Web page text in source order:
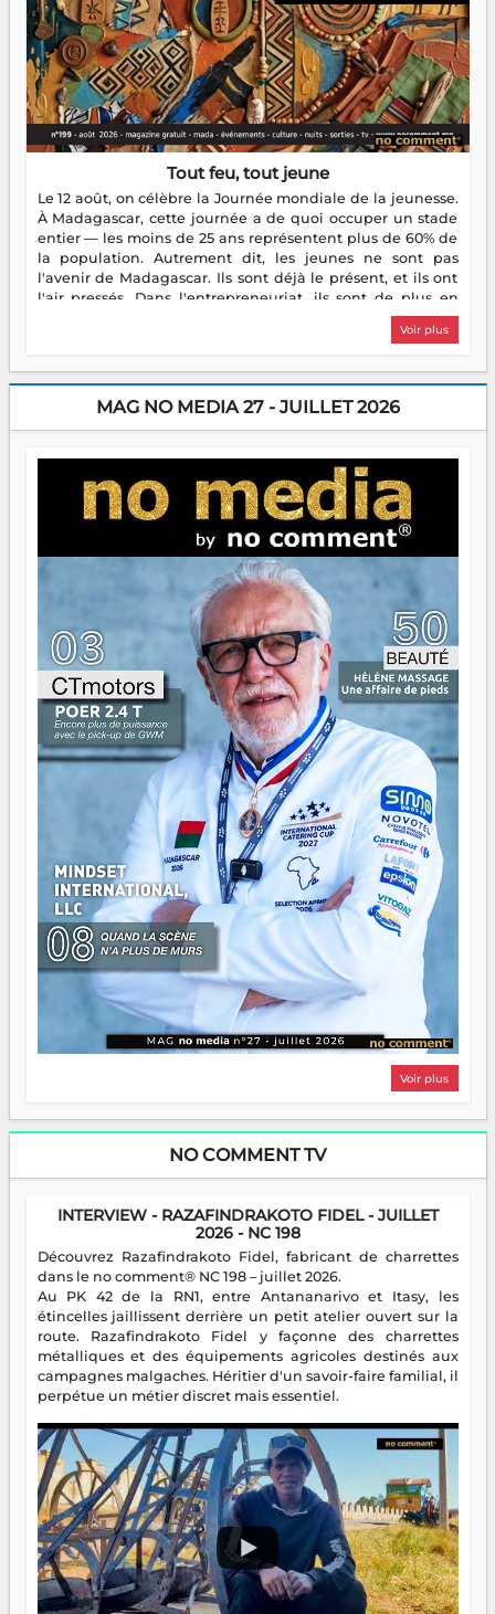
Tout feu, tout jeune
Le 12 août, on célèbre la Journée mondiale de la jeunesse.
À Madagascar, cette journée a de quoi occuper un stade
entier — les moins de 25 ans représentent plus de 60% de
la population. Autrement dit, les jeunes ne sont pas
l'avenir de Madagascar. Ils sont déjà le présent, et ils ont
l'air pressés. Dans l'entrepreneuriat, ils sont de plus en
plus nombreux à se lancer, à créer, à risquer — souvent
sans filet, souvent sans aide, mais toujours avec cette
dorment vraiment la nuit. En culture, les nouvelles sont
encore meilleures. Aina Rasamoelina vient de décrocher le
Prix RFI Instrumental Afrique. Miangaly Elia rafle le Prix
jeunes qui tiennent la torche. Alors oui, on pourrait
s'arrêter là, applaudir et rentrer chez soi satisfait. Mais ce
serait passer à côté d'une chose essentielle. La fougue, ça
brûle fort — et parfois, ça brûle vite. Une flamme sans
direction peut éclairer autant qu'elle peut consumer. C'est
là que les aînés entrent en scène — pas pour reprendre le
gouvernail, mais pour montrer où sont les récifs. Les jeunes
ont la force, les vieux ont l'expérience, comme on dit. Ce
n'est pas un combat de générations — c'est une question
d'équipage. Partagez vos réussites, mais aussi vos échecs.
Surtout vos échecs, d'ailleurs — ils enseignent mieux que
n'importe quel manuel. À Madagascar, la barque avance.
Il faut juste s'assurer que tout le monde rame dans le
même sens.
Voir plus
MAG NO MEDIA 27 - JUILLET 2026
Voir plus
NO COMMENT TV
INTERVIEW - RAZAFINDRAKOTO FIDEL - JUILLET
2026 - NC 198
Découvrez Razafindrakoto Fidel, fabricant de charrettes
dans le no comment® NC 198 – juillet 2026.
Au PK 42 de la RN1, entre Antananarivo et Itasy, les
étincelles jaillissent derrière un petit atelier ouvert sur la
route. Razafindrakoto Fidel y façonne des charrettes
métalliques et des équipements agricoles destinés aux
campagnes malgaches. Héritier d'un savoir-faire familial, il
perpétue un métier discret mais essentiel.